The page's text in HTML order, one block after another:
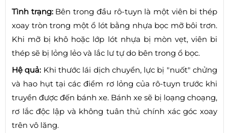
Tình trạng:Bên trong đầu rô-tuyn là một viên bi thép
xoay tròn trong một ổ lót bằng nhựa bọc mỡ bôi trơn.
Khi mỡ bị khô hoặc lớp lót nhựa bị mòn vẹt, viên bi
thép sẽ bị lỏng lẻo và lắc lư tự do bên trong ổ bọc.
Hệ quả: Khi thước lái dịch chuyển, lực bị "nuốt" chửng
và hao hụt tại các điểm rơ lỏng của rô-tuyn trước khi
truyền được đến bánh xe. Bánh xe sẽ bị loạng choạng,
rơ lắc độc lập và không tuân thủ chính xác góc xoay
trên vô lăng.